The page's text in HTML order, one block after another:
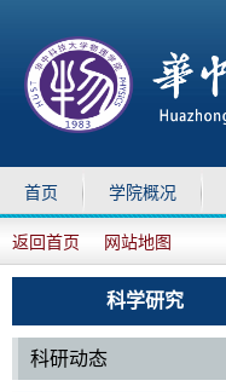
首页 学院概况
返回首页 网站地图
科学研究
科研动态